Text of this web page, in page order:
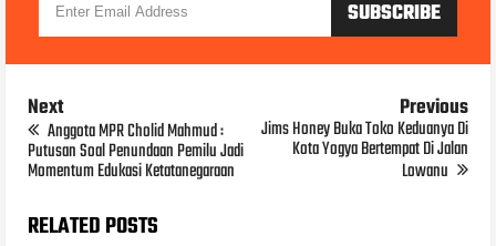
Next
Anggota MPR Cholid Mahmud :
Putusan Soal Penundaan Pemilu Jadi
Momentum Edukasi Ketatanegaraan
Previous
Jims Honey Buka Toko Keduanya Di
Kota Yogya Bertempat Di Jalan
Lowanu
RELATED POSTS